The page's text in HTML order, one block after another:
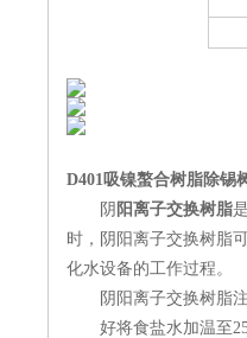
D401吸镍螯合树脂除锡
阴 阳离子交换树脂
时，阴阳离子交换树脂
化水设备的工作过程。
阴阳离子交换树脂注
好将食盐水加温至